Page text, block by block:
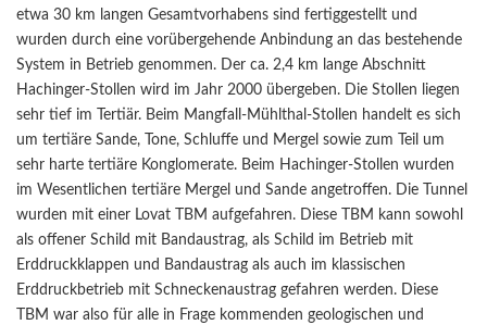
etwa 30 km langen Gesamtvorhabens sind fertiggestellt und
wurden durch eine vorübergehende Anbindung an das bestehende
System in Betrieb genommen. Der ca. 2,4 km lange Abschnitt
Hachinger-Stollen wird im Jahr 2000 übergeben. Die Stollen liegen
sehr tief im Tertiär. Beim Mangfall-Mühlthal-Stollen handelt es sich
um tertiäre Sande, Tone, Schluffe und Mergel sowie zum Teil um
sehr harte tertiäre Konglomerate. Beim Hachinger-Stollen wurden
im Wesentlichen tertiäre Mergel und Sande angetroffen. Die Tunnel
wurden mit einer Lovat TBM aufgefahren. Diese TBM kann sowohl
als offener Schild mit Bandaustrag, als Schild im Betrieb mit
Erddruckklappen und Bandaustrag als auch im klassischen
Erddruckbetrieb mit Schneckenaustrag gefahren werden. Diese
TBM war also für alle in Frage kommenden geologischen und